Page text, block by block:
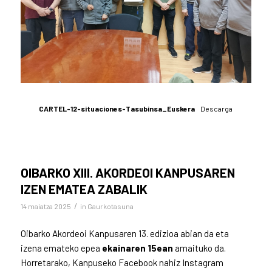
CARTEL-12-situaciones-Tasubinsa_Euskera Descarga
OIBARKO XIII. AKORDEOI KANPUSAREN
IZEN EMATEA ZABALIK
14 maiatza 2025 / in Gaurkotasuna
Oibarko Akordeoi Kanpusaren 13. edizioa abian da eta
izena emateko epea ekainaren 15ean amaituko da.
Horretarako, Kanpuseko Facebook nahiz Instagram